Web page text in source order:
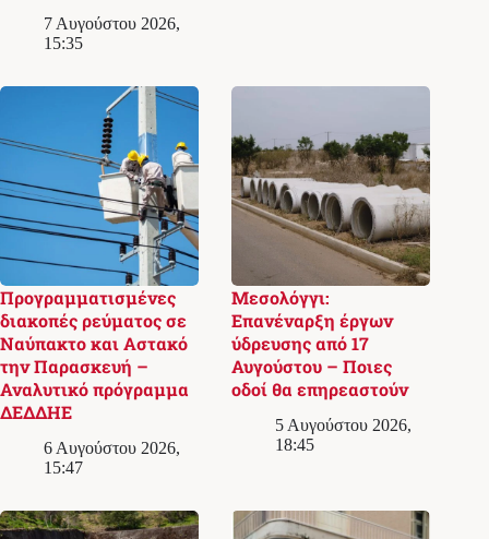
7 Αυγούστου 2026,
15:35
Προγραμματισμένες
διακοπές ρεύματος σε
Ναύπακτο και Αστακό
την Παρασκευή –
Αναλυτικό πρόγραμμα
ΔΕΔΔΗΕ
6 Αυγούστου 2026,
15:47
Μεσολόγγι:
Επανέναρξη έργων
ύδρευσης από 17
Αυγούστου – Ποιες
οδοί θα επηρεαστούν
5 Αυγούστου 2026,
18:45